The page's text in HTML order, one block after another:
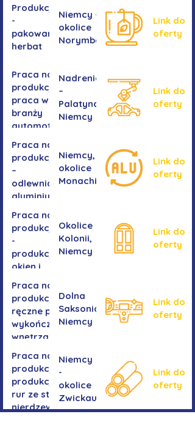
Produkcja
-
pakowanie
herbat
Niemcy -
okolice
Norymbergii
Link do
oferty
Praca na
produkcji -
praca w
branży
automotive
Nadrenia
–
Palatynat,
Niemcy
Link do
oferty
Praca na
produkcji
–
odlewnia
aluminium
Niemcy,
okolice
Monachium
Link do
oferty
Praca na
produkcji
-
produkcja
okien i
Okolice
Kolonii,
Niemcy
Link do
oferty
Praca na
produkcji -
ręczne prace
wykończeniowe
wnętrza aut
Dolna
Saksonia,
Niemcy
Link do
oferty
Praca na
produkcji-
produkcja
rur ze stali
nierdzewnej
Niemcy
-
okolice
Zwickau
Link do
oferty